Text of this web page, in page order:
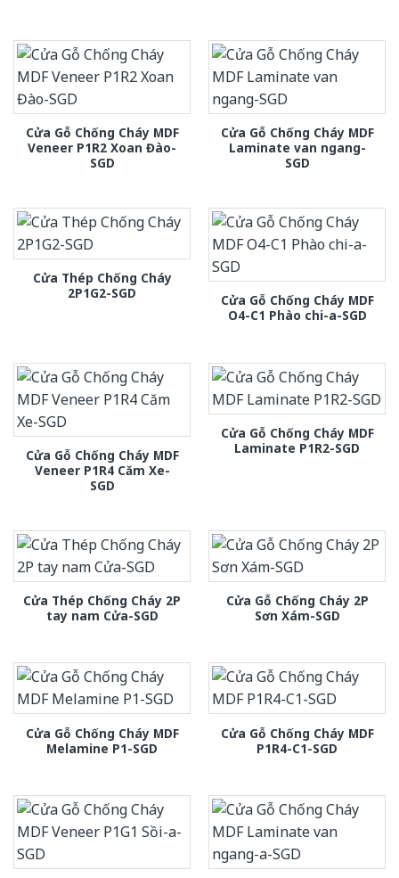
Cửa Gỗ Chống Cháy MDF
Veneer P1R2 Xoan Đào-
SGD
Cửa Gỗ Chống Cháy MDF
Laminate van ngang-
SGD
Cửa Thép Chống Cháy
2P1G2-SGD
Cửa Gỗ Chống Cháy MDF
O4-C1 Phào chi-a-SGD
Cửa Gỗ Chống Cháy MDF
Veneer P1R4 Căm Xe-
SGD
Cửa Gỗ Chống Cháy MDF
Laminate P1R2-SGD
Cửa Thép Chống Cháy 2P
tay nam Cửa-SGD
Cửa Gỗ Chống Cháy 2P
Sơn Xám-SGD
Cửa Gỗ Chống Cháy MDF
Melamine P1-SGD
Cửa Gỗ Chống Cháy MDF
P1R4-C1-SGD